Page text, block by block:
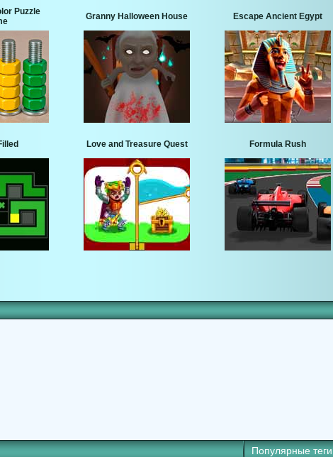
Puzzle
Granny Halloween House Escape Ancient Egypt
Love and Treasure Quest Formula Rush
Популярные теги